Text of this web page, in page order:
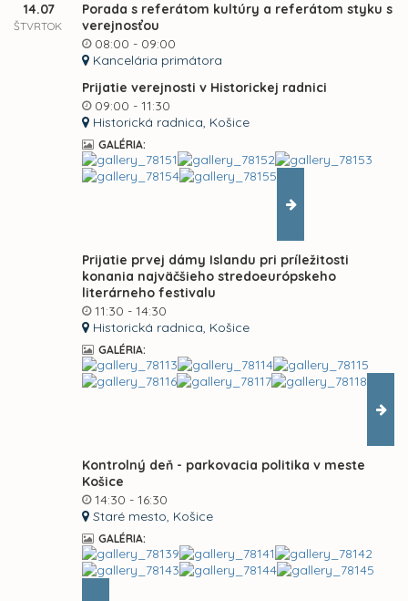
14.07
ŠTVRTOK
Porada s referátom kultúry a referátom styku s
verejnosťou
08:00 - 09:00
Kancelária primátora
Prijatie verejnosti v Historickej radnici
09:00 - 11:30
Historická radnica, Košice
GALÉRIA:
Prijatie prvej dámy Islandu pri príležitosti
konania najväčšieho stredoeurópskeho
literárneho festivalu
11:30 - 14:30
Historická radnica, Košice
GALÉRIA:
Kontrolný deň - parkovacia politika v meste
Košice
14:30 - 16:30
Staré mesto, Košice
GALÉRIA: